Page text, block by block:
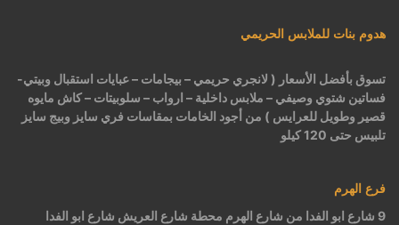
هدوم بنات للملابس الحريمي
تسوق بأفضل الأسعار ( لانجري حريمي – بيجامات – عبايات استقبال وبيتي-
فساتين شتوي وصيفي – ملابس داخلية – ارواب – سلوبيتات – كاش مايوه
قصير وطويل للعرايس ) من أجود الخامات بمقاسات فري سايز وبيج سايز
تلبيس حتى 120 كيلو
فرع الهرم
9 شارع ابو الفدا من شارع الهرم محطة شارع العريش شارع ابو الفدا